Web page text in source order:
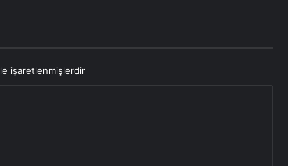
işaretlenmişlerdir